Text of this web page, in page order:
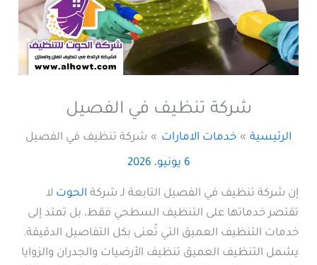
شركة تنظيف في الفصيل
الرئيسية خدمات الامارات شركة تنظيف في الفصيل
6 يونيو، 2026
إن شركة تنظيف في الفصيل التابعة لـ شركة الحوت لا
تقتصر خدماتها على التنظيف السطحي فقط، بل تمتد إلى
خدمات التنظيف العميق التي تُعنى بكل التفاصيل الدقيقة.
يشمل التنظيف العميق تنظيف الأرضيات والجدران والزوايا